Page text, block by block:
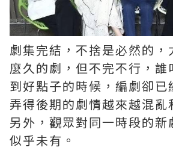
劇集完結，不捨是必然的，
麼久的劇，但不完不行，誰
到好點子的時候，編劇卻已
弄得後期的劇情越來越混亂
另外，觀眾對同一時段的新
似乎未有。